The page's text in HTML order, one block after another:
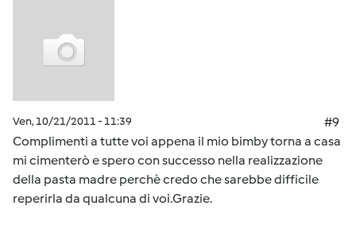
Ven, 10/21/2011 - 11:39
#9
Complimenti a tutte voi appena il mio bimby torna a casa
mi cimenterò e spero con successo nella realizzazione
della pasta madre perchè credo che sarebbe difficile
reperirla da qualcuna di voi.Grazie.